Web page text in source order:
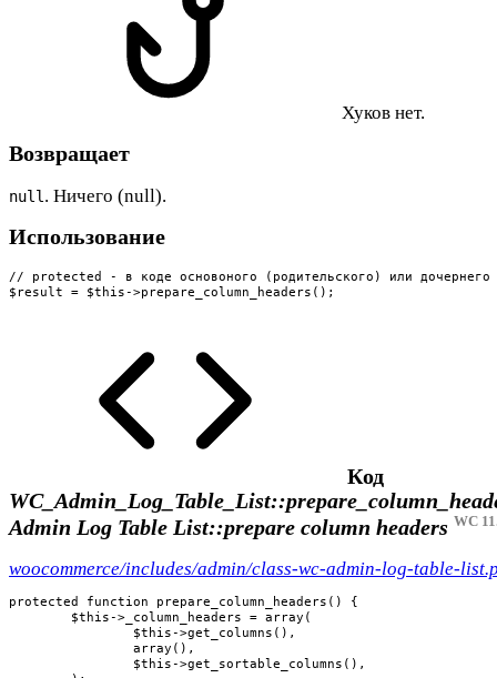
Хуков нет.
Возвращает
null . Ничего (null).
Использование
// protected - в коде основоного (родительского) или дочернего
$result = $this->prepare_column_headers();
Код
Admin Log Table List::prepare column headers WC
woocommerce/includes/admin/class-wc-admin-log-table-
protected function prepare_column_headers() {